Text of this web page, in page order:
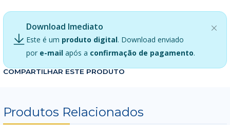
Download Imediato
Este é um produto digital. Download enviado
por e-mail após a confirmação de pagamento.
COMPARTILHAR ESTE PRODUTO
Produtos Relacionados